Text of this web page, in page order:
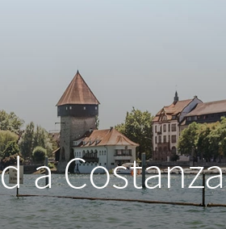
a Costanza